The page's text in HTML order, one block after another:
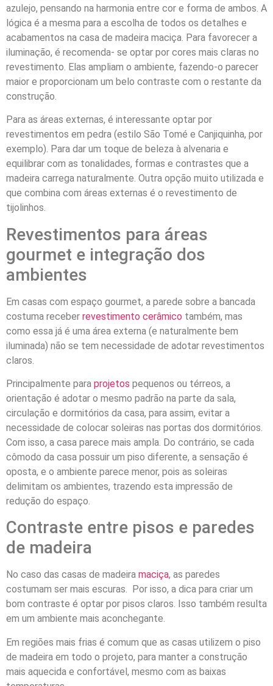
azulejo, pensando na harmonia entre cor e forma de ambos. A
lógica é a mesma para a escolha de todos os detalhes e
acabamentos na casa de madeira maciça. Para favorecer a
iluminação, é recomenda- se optar por cores mais claras no
revestimento. Elas ampliam o ambiente, fazendo-o parecer
maior e proporcionam um belo contraste com o restante da
construção.
Para as áreas externas, é interessante optar por
revestimentos em pedra (estilo São Tomé e Canjiquinha, por
exemplo). Para dar um toque de beleza à alvenaria e
equilibrar com as tonalidades, formas e contrastes que a
madeira carrega naturalmente. Outra opção muito utilizada e
que combina com áreas externas é o revestimento de
tijolinhos.
Revestimentos para áreas
gourmet e integração dos
ambientes
Em casas com espaço gourmet, a parede sobre a bancada
costuma receber revestimento cerâmico também, mas
como essa já é uma área externa (e naturalmente bem
iluminada) não se tem necessidade de adotar revestimentos
claros.
Principalmente para projetos pequenos ou térreos, a
orientação é adotar o mesmo padrão na parte da sala,
circulação e dormitórios da casa, para assim, evitar a
necessidade de colocar soleiras nas portas dos dormitórios.
Com isso, a casa parece mais ampla. Do contrário, se cada
cômodo da casa possuir um piso diferente, a sensação é
oposta, e o ambiente parece menor, pois as soleiras
delimitam os ambientes, trazendo esta impressão de
redução do espaço.
Contraste entre pisos e paredes
de madeira
No caso das casas de madeira maciça, as paredes
costumam ser mais escuras. Por isso, a dica para criar um
bom contraste é optar por pisos claros. Isso também resulta
em um ambiente mais aconchegante.
Em regiões mais frias é comum que as casas utilizem o piso
de madeira em todo o projeto, para manter a construção
mais aquecida e confortável, mesmo com as baixas